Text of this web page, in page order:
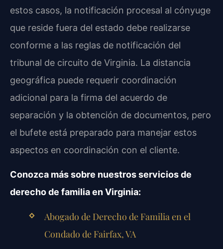
estos casos, la notificación procesal al cónyuge
que reside fuera del estado debe realizarse
conforme a las reglas de notificación del
tribunal de circuito de Virginia. La distancia
geográfica puede requerir coordinación
adicional para la firma del acuerdo de
separación y la obtención de documentos, pero
el bufete está preparado para manejar estos
aspectos en coordinación con el cliente.
Conozca más sobre nuestros servicios de
derecho de familia en Virginia:
Abogado de Derecho de Familia en el
Condado de Fairfax, VA